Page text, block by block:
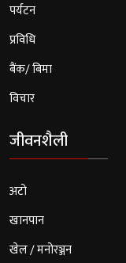
पर्यटन
प्रविधि
बैंक/ बिमा
विचार
जीवनशैली
अटो
खानपान
खेल / मनोरञ्जन